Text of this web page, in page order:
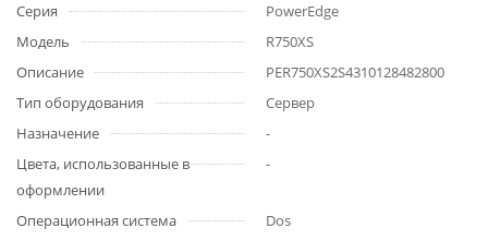
Серия
PowerEdge
Модель
R750XS
Описание
PER750XS2S4310128482800
Тип оборудования
Сервер
Назначение
-
Цвета, использованные в
оформлении
-
Операционная система
Dos